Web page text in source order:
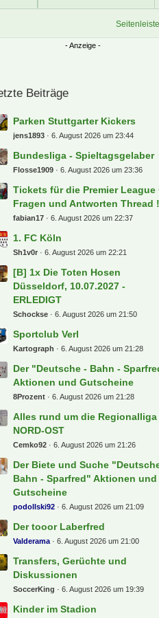
Seitenleiste
Beiträge
Parken Stuttgarter Kickers
jens1893 6. August 2026 um 23:44
Bundesliga - Spieltagsgelaber
Flosse1909 6. August 2026 um 23:36
Tickets für die Premier League
Fragen und Antworten Thread
fabian17 6. August 2026 um 22:37
Sh1v0r 6. August 2026 um 22:21
Düsseldorf, 10.07.2027 -
ERLEDIGT
Schockse 6. August 2026 um 21:50
Sportclub Verl